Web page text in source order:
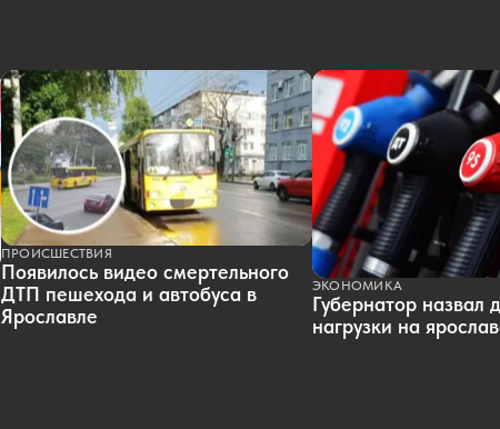
ПРОИСШЕСТВИЯ
Появилось видео смертельного
ДТП пешехода и автобуса в
Ярославле
ЭКОНОМИКА
Губернатор назвал
нагрузки на